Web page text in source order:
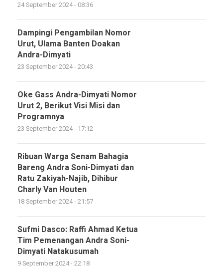
24 September 2024 - 08:36
Dampingi Pengambilan Nomor
Urut, Ulama Banten Doakan
Andra-Dimyati
23 September 2024 - 20:43
Oke Gass Andra-Dimyati Nomor
Urut 2, Berikut Visi Misi dan
Programnya
23 September 2024 - 17:12
Ribuan Warga Senam Bahagia
Bareng Andra Soni-Dimyati dan
Ratu Zakiyah-Najib, Dihibur
Charly Van Houten
18 September 2024 - 21:57
Sufmi Dasco: Raffi Ahmad Ketua
Tim Pemenangan Andra Soni-
Dimyati Natakusumah
9 September 2024 - 22:18